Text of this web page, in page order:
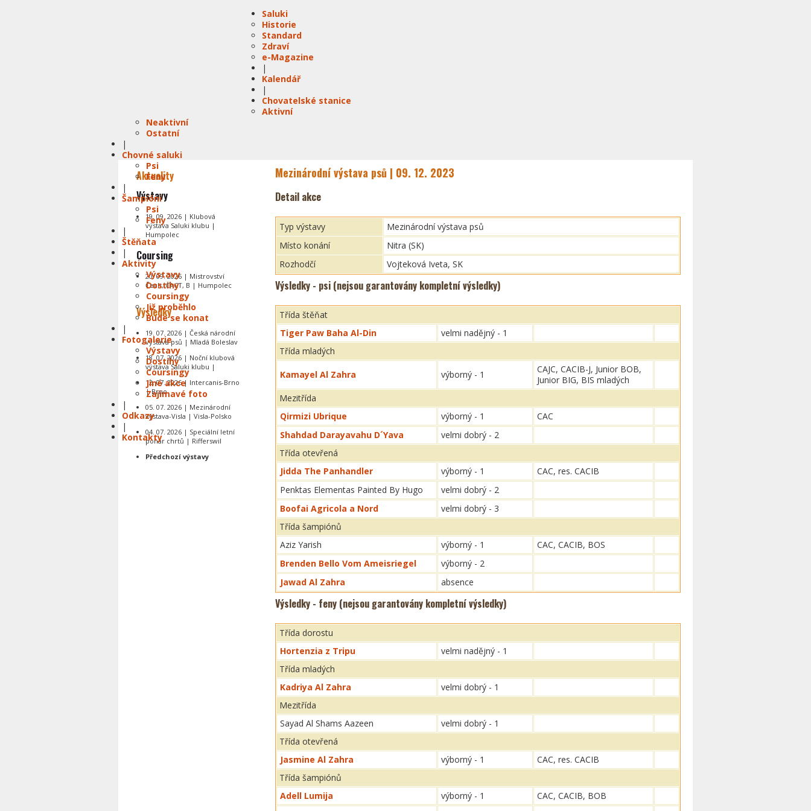
Saluki
Historie
Standard
Zdraví
e-Magazine
|
Kalendář
|
Chovatelské stanice
Aktivní
Neaktivní
Ostatní
|
Chovné saluki
Psi
Feny
|
Šampióni
Psi
Feny
|
Štěňata
|
Aktivity
Výstavy
Dostihy
Coursingy
Již proběhlo
Bude se konat
|
Fotogalerie
Výstavy
Dostihy
Coursingy
Jiné akce
Zajímavé foto
|
Odkazy
|
Kontakty
Mezinárodní výstava psů | 09. 12. 2023
Detail akce
Typ výstavy
Mezinárodní výstava psů
Místo konání
Nitra (SK)
Rozhodčí
Vojteková Iveta, SK
Výsledky - psi (nejsou garantovány kompletní výsledky)
Třída štěňat
Tiger Paw Baha Al-Din
velmi nadějný - 1
Třída mladých
Kamayel Al Zahra výborný - 1
CAJC, CACIB-J, Junior BOB,
Junior BIG, BIS mladých
Mezitřída
Qirmizi Ubrique
výborný - 1
CAC
Shahdad Darayavahu D´Yava
velmi dobrý - 2
Třída otevřená
Jidda The Panhandler
výborný - 1
CAC, res. CACIB
Penktas Elementas Painted By Hugo
velmi dobrý - 2
Boofai Agricola a Nord
velmi dobrý - 3
Třída šampiónů
Aziz Yarish
výborný - 1
CAC, CACIB, BOS
Brenden Bello Vom Ameisriegel
výborný - 2
Jawad Al Zahra
absence
Výsledky - feny (nejsou garantovány kompletní výsledky)
Třída dorostu
Hortenzia z Tripu
velmi nadějný - 1
Třída mladých
Kadriya Al Zahra
velmi dobrý - 1
Mezitřída
Sayad Al Shams Aazeen
velmi dobrý - 1
Třída otevřená
Jasmine Al Zahra
výborný - 1
CAC, res. CACIB
Třída šampiónů
Adell Lumija
výborný - 1
CAC, CACIB, BOB
Aktuality
Výstavy
19. 09. 2026 | Klubová
výstava Saluki klubu |
Humpolec
Coursing
20. 09. 2026 | Mistrovství
Čech, CACT, B | Humpolec
Výsledky
19. 07. 2026 | Česká národní
výstava psů | Mladá Boleslav
18. 07. 2026 | Noční klubová
výstava Saluki klubu |
12. 07. 2026 | Intercanis-Brno
| Brno
05. 07. 2026 | Mezinárodní
výstava-Visla | Visla-Polsko
04. 07. 2026 | Speciální letní
pohár chrtů | Rifferswil
Předchozí výstavy